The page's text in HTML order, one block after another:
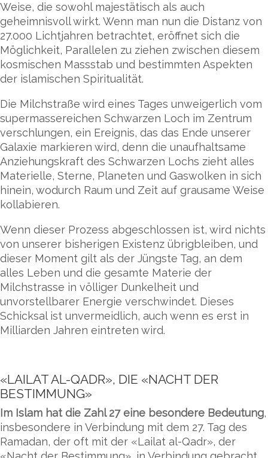
Weise, die sowohl majestätisch als auch
geheimnisvoll wirkt. Wenn man nun die Distanz von
27.000 Lichtjahren betrachtet, eröffnet sich die
Möglichkeit, Parallelen zu ziehen zwischen diesem
kosmischen Massstab und bestimmten Aspekten
der islamischen Spiritualität.
Die Milchstraße wird eines Tages unweigerlich vom
supermassereichen Schwarzen Loch im Zentrum
verschlungen, ein Ereignis, das das Ende unserer
Galaxie markieren wird, denn die unaufhaltsame
Anziehungskraft des Schwarzen Lochs zieht alles
Materielle, Sterne, Planeten und Gaswolken in sich
hinein, wodurch Raum und Zeit auf grausame Weise
kollabieren.
Wenn dieser Prozess abgeschlossen ist, wird nichts
von unserer bisherigen Existenz übrigbleiben, und
dieser Moment gilt als der Jüngste Tag, an dem
alles Leben und die gesamte Materie der
Milchstrasse in völliger Dunkelheit und
unvorstellbarer Energie verschwindet. Dieses
Schicksal ist unvermeidlich, auch wenn es erst in
Milliarden Jahren eintreten wird.
«LAILAT AL-QADR», DIE «NACHT DER
BESTIMMUNG»
Im Islam hat die Zahl 27 eine besondere Bedeutung,
insbesondere in Verbindung mit dem 27. Tag des
Ramadan, der oft mit der «Lailat al-Qadr», der